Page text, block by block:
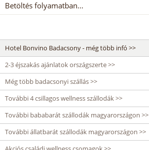
Betöltés folyamatban...
Hotel Bonvino Badacsony - még több infó >>
2-3 éjszakás ajánlatok országszerte >>
Még több badacsonyi szállás >>
További 4 csillagos wellness szállodák >>
További bababarát szállodák magyarországon >>
További állatbarát szállodák magyarországon >>